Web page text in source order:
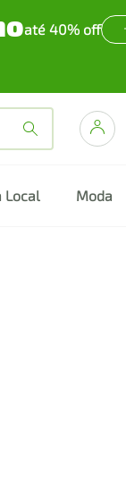
até 40% off
Local Moda